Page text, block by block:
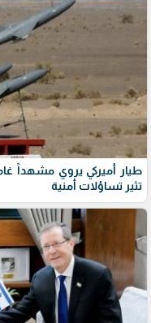
طيار أميركي يروي مشهداً
تثير تساؤلات أمنية